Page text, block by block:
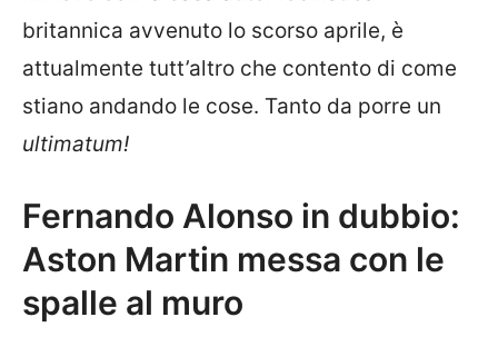
britannica avvenuto lo scorso aprile, è
attualmente tutt’altro che contento di come
stiano andando le cose. Tanto da porre un
ultimatum!
Fernando Alonso in dubbio:
Aston Martin messa con le
spalle al muro